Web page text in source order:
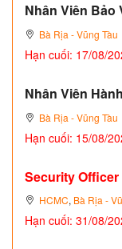
Nhân Viên Bảo
Bà Rịa - Vũng Tàu
Hạn cuối: 17/08/
Nhân Viên
Bà Rịa - Vũng Tàu
Hạn cuối: 15/08/
Security
HCMC, Bà Rịa -
Hạn cuối: 31/08/